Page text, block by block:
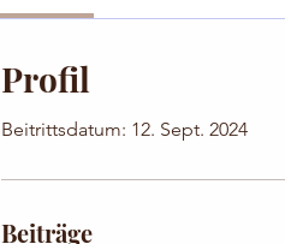
Profil
Beitrittsdatum: 12. Sept. 2024
Beiträge